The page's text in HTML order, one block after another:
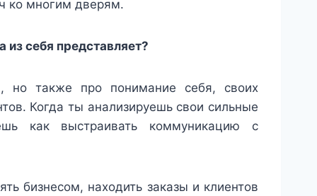
ко многим дверям.
из себя представляет?
также про понимание себя, своих
Когда ты анализируешь свои сильные
как выстраивать коммуникацию с
бизнесом, находить заказы и клиентов